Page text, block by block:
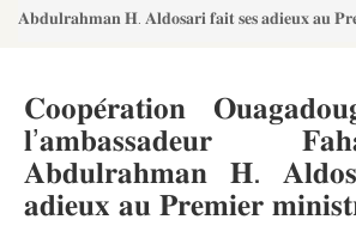
𝐀𝐛𝐝𝐮𝐥𝐫𝐚𝐡𝐦𝐚𝐧 𝐇. 𝐀𝐥𝐝𝐨𝐬𝐚𝐫𝐢 𝐟𝐚𝐢𝐭 𝐬𝐞𝐬 𝐚𝐝𝐢𝐞𝐮𝐱 𝐚𝐮
𝐂𝐨𝐨𝐩𝐞́𝐫𝐚𝐭𝐢𝐨𝐧
𝐥’𝐚𝐦𝐛𝐚𝐬𝐬𝐚𝐝𝐞𝐮𝐫
𝐀𝐛𝐝𝐮𝐥𝐫𝐚𝐡𝐦𝐚𝐧 𝐇.
𝐚𝐝𝐢𝐞𝐮𝐱 𝐚𝐮 𝐏𝐫𝐞𝐦𝐢𝐞𝐫